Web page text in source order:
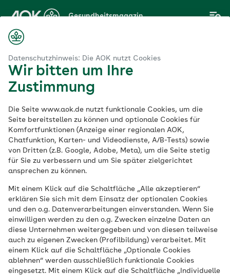
Datenschutzhinweis: Die AOK nutzt Cookies
Wir bitten um Ihre
Zustimmung
Die Seite www.aok.de nutzt funktionale Cookies, um die
Seite bereitstellen zu können und optionale Cookies für
Komfortfunktionen (Anzeige einer regionalen AOK,
Chatfunktion, Karten- und Videodienste, A/B-Tests) sowie
von Dritten (z.B. Google, Adobe, Meta), um die Seite stetig
für Sie zu verbessern und um Sie später zielgerichtet
ansprechen zu können.
Mit einem Klick auf die Schaltfläche „Alle akzeptieren“
erklären Sie sich mit dem Einsatz der optionalen Cookies
und den o.g. Datenverarbeitungen einverstanden. Wenn Sie
einwilligen werden zu den o.g. Zwecken einzelne Daten an
diese Unternehmen weitergegeben und von diesen teilweise
auch zu eigenen Zwecken (Profilbildung) verarbeitet. Mit
einem Klick auf die Schaltfläche „Optionale Cookies
ablehnen“ werden ausschließlich funktionale Cookies
eingesetzt. Mit einem Klick auf die Schaltfläche „Individuelle
Hauptinhalt
springen
Gesundheitsmagazin
Sonnencreme: UV-
Schutz, aber richtig!
Veröffentlicht am:
22.07.2022
aktualisiert am 28.05.2026
5 Minuten Lesedauer
Beim Strandurlaub, in den Bergen und
auch schon an den ersten sonnigen
Frühlingstagen ist Sonnencreme ein Muss.
Aber wie wirkt sich der Lichtschutzfaktor